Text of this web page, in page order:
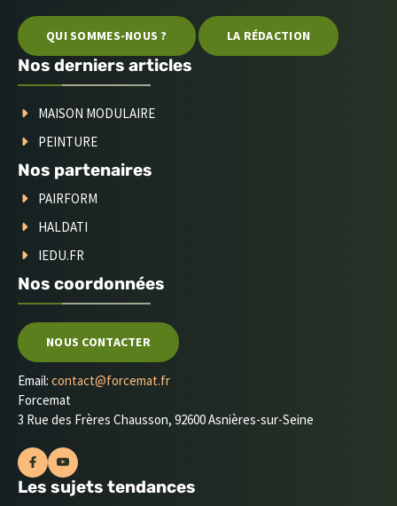
QUI SOMMES-NOUS ? LA RÉDACTION
Nos derniers articles
MAISON MODULAIRE
PEINTURE
Nos partenaires
PAIRFORM
HALDATI
IEDU.FR
Nos coordonnées
NOUS CONTACTER
Email: contact@forcemat.fr
Forcemat
3 Rue des Frères Chausson, 92600 Asnières-sur-Seine
Les sujets tendances